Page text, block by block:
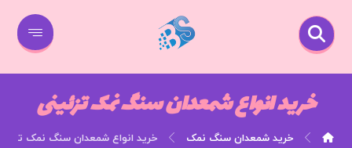
خرید انواع شمعدان سنگ نمک تزئینی
خرید شمعدان سنگ نمک
خرید انواع شمعدان سنگ نمک ت